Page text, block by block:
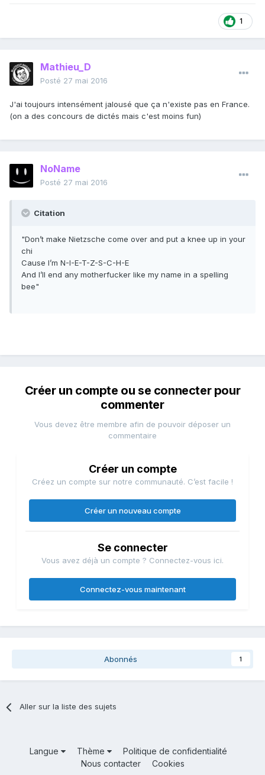
1
Mathieu_D
Posté 27 mai 2016
J'ai toujours intensément jalousé que ça n'existe pas en France.
(on a des concours de dictés mais c'est moins fun)
NoName
Posté 27 mai 2016
Citation
"Don’t make Nietzsche come over and put a knee up in your
chi
Cause I’m N-I-E-T-Z-S-C-H-E
And I’ll end any motherfucker like my name in a spelling
bee"
Créer un compte ou se connecter pour
commenter
Vous devez être membre afin de pouvoir déposer un
commentaire
Créer un compte
Créez un compte sur notre communauté. C’est facile !
Créer un nouveau compte
Se connecter
Vous avez déjà un compte ? Connectez-vous ici.
Connectez-vous maintenant
Abonnés 1
Aller sur la liste des sujets
Langue Thème
Politique de confidentialité
Nous contacter
Cookies